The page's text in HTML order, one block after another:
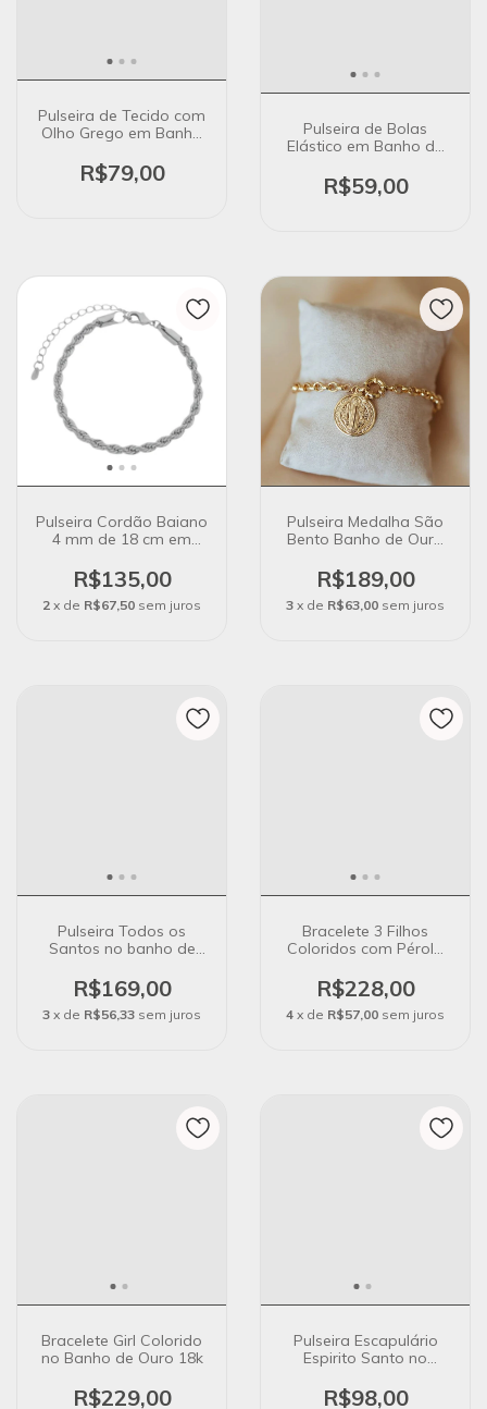
Pulseira de Tecido com
Olho Grego em Banho
R$79,00
Pulseira de Bolas
Elástico em Banho de
R$59,00
Pulseira Cordão Baiano
4 mm de 18 cm em
R$135,00
2 x de R$67,50 sem juros
Pulseira Medalha São
Bento Banho de Ouro
R$189,00
3 x de R$63,00 sem juros
Pulseira Todos os
Santos no banho de
R$169,00
3 x de R$56,33 sem juros
Bracelete 3 Filhos
Coloridos com Pérola
R$228,00
4 x de R$57,00 sem juros
Bracelete Girl Colorido
no Banho de Ouro 18k
R$229,00
Pulseira Escapulário
Espirito Santo no
R$98,00